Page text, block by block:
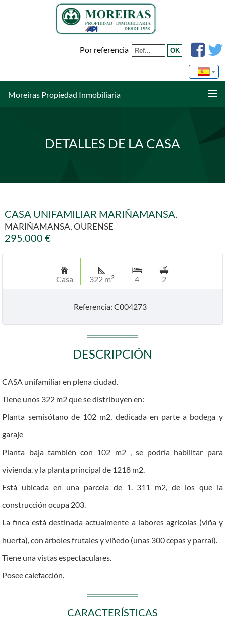
Por referencia
Moreiras Propiedad Inmobiliaria
DETALLES DE LA CASA
CASA UNIFAMILIAR MARIÑAMANSA.
MARIÑAMANSA, OURENSE
295.000 €
Casa 322 m2 4 2
Referencia: C004273
DESCRIPCIÓN
CASA unifamiliar en plena ciudad.
Tiene unos 322 m2 que se distribuyen en:
Planta semisótano de 102 m2, dedicada en parte a bodega y
garaje
Planta baja también con 102 m2 , se podría habilitar para
vivienda. y la planta principal de 1218 m2.
Está ubicada en una parcela de 1. 311 m2, de los que la
construcción ocupa 203.
La finca está destinada actualmente a labores agrícolas (viña y
huerta), con árboles frutales y viñedo (unas 300 cepas y parral).
Tiene una vistas espectaculares.
Posee calefacción.
CARACTERÍSTICAS